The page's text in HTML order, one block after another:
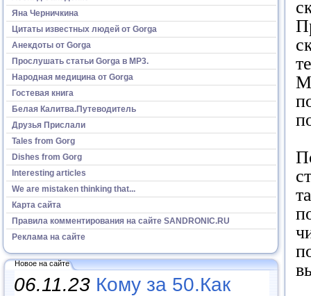
Яна Черничкина
Цитаты известных людей от Gorga
Анекдоты от Gorga
Прослушать статьи Gorga в МР3.
Народная медицина от Gorga
Гостевая книга
Белая Калитва.Путеводитель
Друзья Прислали
Tales from Gorg
Dishes from Gorg
Interesting articles
We are mistaken thinking that...
Карта сайта
Правила комментирования на сайте SANDRONIC.RU
Реклама на сайте
Новое на сайте
06.11.23 Кому за 50.Как